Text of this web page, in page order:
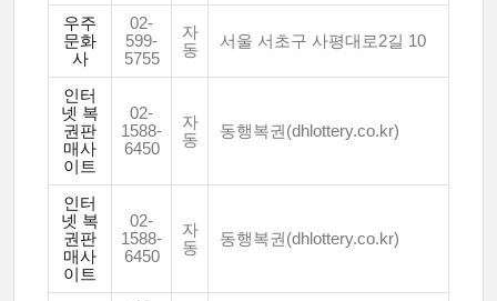
우주
문화
사
02-
599-
5755
자
동
서울 서초구 사평대로2길 10
인터
넷 복
권판
매사
이트
02-
1588-
6450
자
동
동행복권(dhlottery.co.kr)
인터
넷 복
권판
매사
이트
02-
1588-
6450
자
동
동행복권(dhlottery.co.kr)